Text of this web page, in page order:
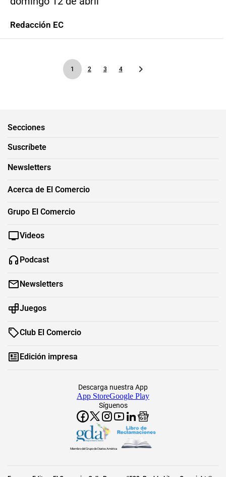
Redacción EC
1 2 3 4
Secciones
Suscríbete
Newsletters
Acerca de El Comercio
Grupo El Comercio
Videos
Podcast
Newsletters
Juegos
Club El Comercio
Edición impresa
Síguenos
Descarga nuestra App
App StoreGoogle Play
Miembro del Grupo de Diarios América